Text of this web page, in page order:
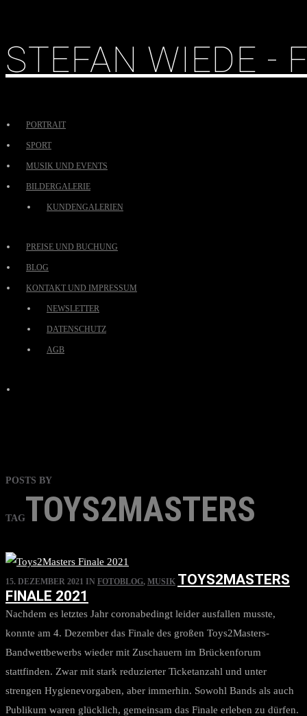
STEFAN WIEDE -
PORTRAIT
SPORT
MUSIK UND EVENTS
BILDERGALERIE
KUNDENGALERIEN
PREISE UND BUCHUNG
BLOG
KONTAKT UND IMPRESSUM
NEWSLETTER
DATENSCHUTZ
AGB
POSTS BY
TAGTOYS2MASTERS
15. DEZEMBER 2021 IN FOTOBLOG, MUSIK TOYS2MASTERS
FINALE 2021
Nachdem es letztes Jahr coronabedingt leider ausfallen musste,
konnte am 4. Dezember das Finale des großen Toys2Masters-
Bandwettbewerbs wieder mit Zuschauern im Brückenforum
stattfinden. Zwar mit stark reduzierter Ticketanzahl und unter
strengen Hygienevorgaben, aber immerhin. Sowohl Bands als auch
Publikum waren glücklich, gemeinsam das Finale erleben zu dürfen.